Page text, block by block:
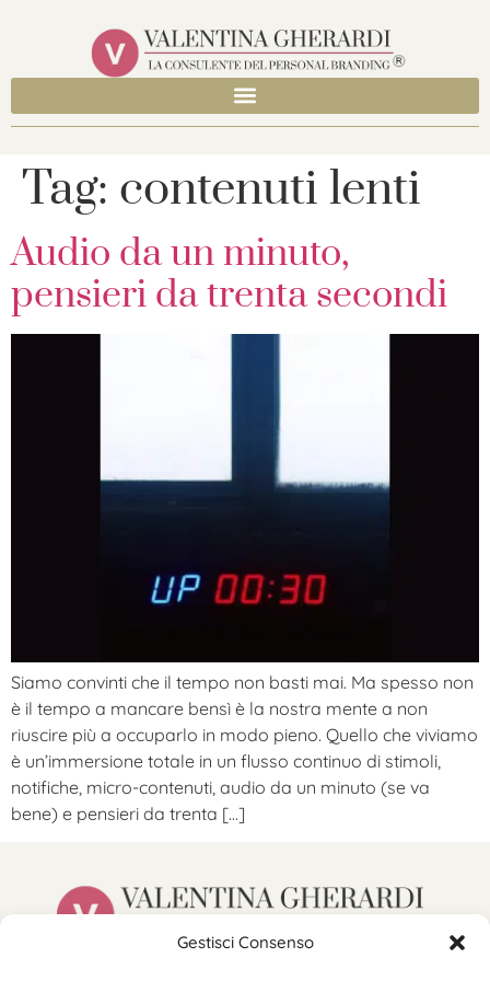
Gestisci Consenso
Tag: contenuti lenti
Audio da un minuto,
pensieri da trenta secondi
Siamo convinti che il tempo non basti mai. Ma spesso non
è il tempo a mancare bensì è la nostra mente a non
riuscire più a occuparlo in modo pieno. Quello che viviamo
è un’immersione totale in un flusso continuo di stimoli,
notifiche, micro-contenuti, audio da un minuto (se va
bene) e pensieri da trenta […]